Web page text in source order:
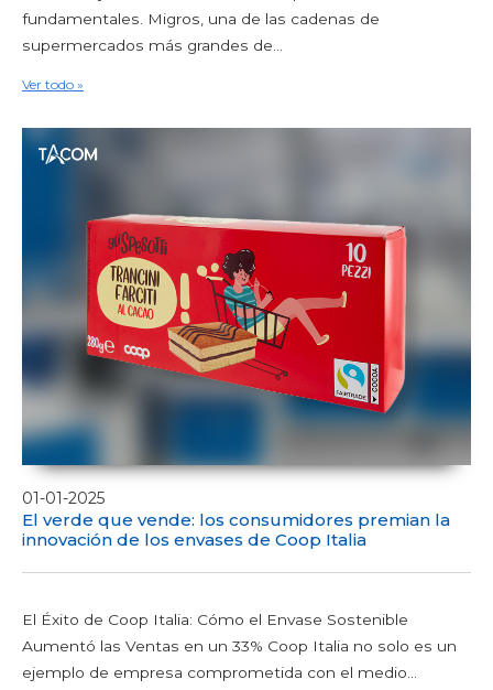
fundamentales. Migros, una de las cadenas de
supermercados más grandes de...
Ver todo »
01-01-2025
El verde que vende: los consumidores premian la
innovación de los envases de Coop Italia
El Éxito de Coop Italia: Cómo el Envase Sostenible
Aumentó las Ventas en un 33% Coop Italia no solo es un
ejemplo de empresa comprometida con el medio...